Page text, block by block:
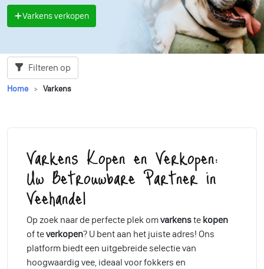
Varkens verkopen
Filteren op
Home Varkens
Varkens Kopen en Verkopen:
Uw Betrouwbare Partner in
Veehandel
Op zoek naar de perfecte plek omvarkenste kopen
of teverkopen? U bent aan het juiste adres! Ons
platform biedt een uitgebreide selectie van
hoogwaardig vee, ideaal voor fokkers en